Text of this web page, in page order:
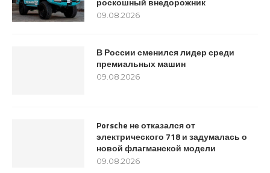
09.08.2026
В России сменился лидер среди
премиальных машин
09.08.2026
Porsche не отказался от
электрического 718 и задумалась о
новой флагманской модели
09.08.2026